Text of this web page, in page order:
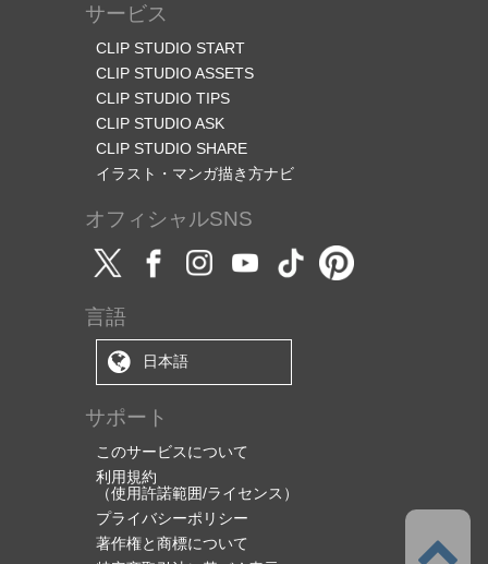
サービス
CLIP STUDIO START
CLIP STUDIO ASSETS
CLIP STUDIO TIPS
CLIP STUDIO ASK
CLIP STUDIO SHARE
イラスト・マンガ描き方ナビ
オフィシャルSNS
言語
日本語
サポート
このサービスについて
利用規約
（使用許諾範囲/ライセンス）
プライバシーポリシー
著作権と商標について